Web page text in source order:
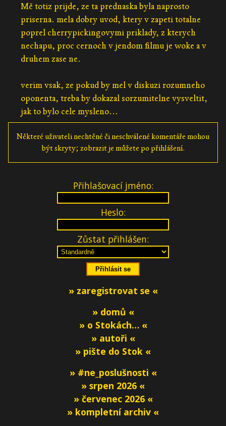
Mě totiz prijde, ze ta prednaska byla naprosto
priserna. mela dobry uvod, ktery v zapeti totalne
poprel cherrypickingovymi priklady, z kterych
nechapu, proc cernoch v jendom filmu je woke a v
druhem zase ne.
verim vsak, ze pokud by mel v diskuzi rozumneho
oponenta, treba by dokazal sorzumitelne vysveltit,
jak to bylo cele mysleno...
Některé uživateli nechtěné či neschválené komentáře mohou
být skryty; zobrazit je můžete po přihlášení.
Přihlašovací jméno:
Heslo:
Zůstat přihlášen:
» zaregistrovat se «
» domů «
» o Stokách… «
» autoři «
» pište do Stok «
» #ne_poslušnosti «
» srpen 2026 «
» červenec 2026 «
» kompletní archiv «